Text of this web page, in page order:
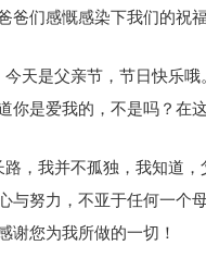
爸们感慨感染下我们的祝福
今天是父亲节，节日快乐哦
你是爱我的，不是吗？在
路，我并不孤独，我知道
与努力，不亚于任何一个
谢您为我所做的一切！